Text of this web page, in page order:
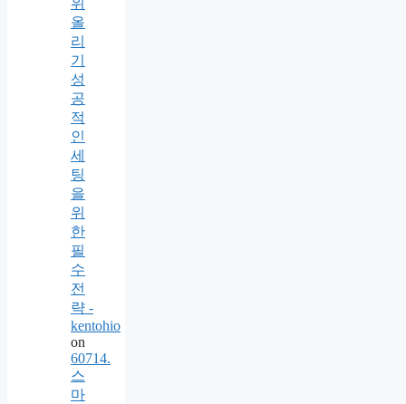
올
리
기
성
공
적
인
세
팅
을
위
한
필
수
전
략 -
kentohio
on
60714.
스
마